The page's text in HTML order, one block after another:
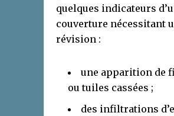
quelques indicateurs
couverture nécessitant
révision :
une apparition de
ou tuiles cassées ;
des infiltrations